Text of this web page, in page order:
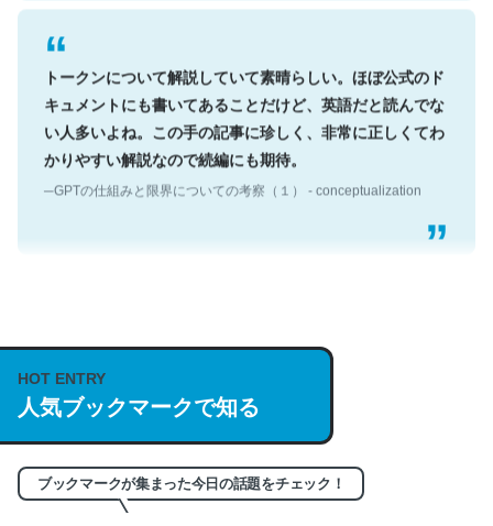
トークンについて解説していて素晴らしい。ほぼ公式のド
キュメントにも書いてあることだけど、英語だと読んでな
い人多いよね。この手の記事に珍しく、非常に正しくてわ
かりやすい解説なので続編にも期待。
─GPTの仕組みと限界についての考察（１） - conceptualization
説してる記事が少ないので貴重な良記事。/続編来た
https://isobe324649.hatenablog.com/entry/2023/03/27
/064121
─GPTの仕組みと限界についての考察（１） - conceptualization
HOT ENTRY
人気ブックマークで知る
ブックマークが集まった今日の話題をチェック！